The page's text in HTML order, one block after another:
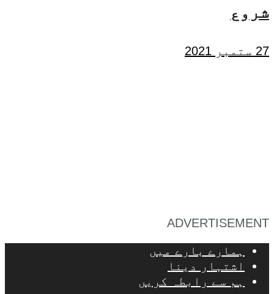
شروع
27 ستمبر 2021
ADVERTISEMENT
ہمارے بارے میں
اشتہار دینا
ہم سے رابطہ کریں